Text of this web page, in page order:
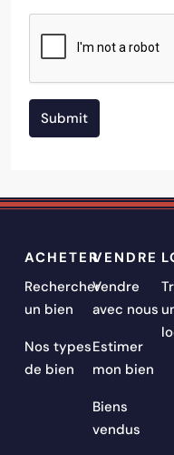
Submit
ACHETER
Rechercher
un bien
Nos types
de bien
VENDRE
Vendre
avec nous
Estimer
mon bien
Biens
vendus